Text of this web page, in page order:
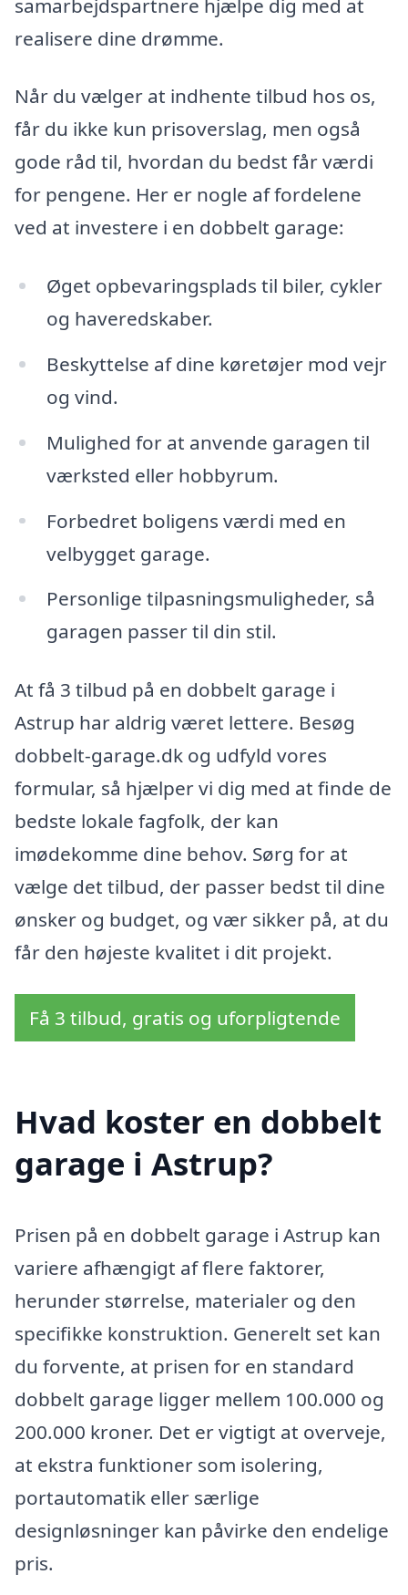
realisere dine drømme.
Når du vælger at indhente tilbud hos os,
får du ikke kun prisoverslag, men også
gode råd til, hvordan du bedst får værdi
for pengene. Her er nogle af fordelene
ved at investere i en dobbelt garage:
Øget opbevaringsplads til biler, cykler
og haveredskaber.
Beskyttelse af dine køretøjer mod vejr
og vind.
Mulighed for at anvende garagen til
værksted eller hobbyrum.
Forbedret boligens værdi med en
velbygget garage.
Personlige tilpasningsmuligheder, så
garagen passer til din stil.
At få 3 tilbud på en dobbelt garage i
Astrup har aldrig været lettere. Besøg
dobbelt-garage.dk og udfyld vores
formular, så hjælper vi dig med at finde de
bedste lokale fagfolk, der kan
imødekomme dine behov. Sørg for at
vælge det tilbud, der passer bedst til dine
ønsker og budget, og vær sikker på, at du
får den højeste kvalitet i dit projekt.
Få 3 tilbud, gratis og uforpligtende
Hvad koster en dobbelt
garage i Astrup?
Prisen på en dobbelt garage i Astrup kan
variere afhængigt af flere faktorer,
herunder størrelse, materialer og den
specifikke konstruktion. Generelt set kan
du forvente, at prisen for en standard
dobbelt garage ligger mellem 100.000 og
200.000 kroner. Det er vigtigt at overveje,
at ekstra funktioner som isolering,
portautomatik eller særlige
designløsninger kan påvirke den endelige
pris.